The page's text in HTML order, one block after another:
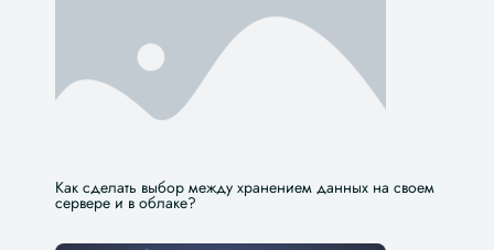
Как сделать выбор между хранением данных на своем
сервере и в облаке?